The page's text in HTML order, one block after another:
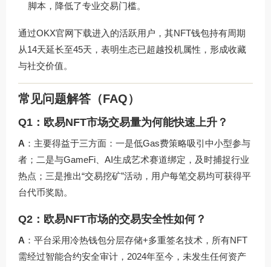
脚本，降低了专业交易门槛。
通过OKX官网下载进入的活跃用户，其NFT钱包持有周期
从14天延长至45天，表明生态已超越投机属性，形成收藏
与社交价值。
常见问题解答（FAQ）
Q1：欧易NFT市场交易量为何能快速上升？
A ：主要得益于三方面：一是低Gas费策略吸引中小型参与
者；二是与GameFi、AI生成艺术赛道绑定，及时捕捉行业
热点；三是推出“交易挖矿”活动，用户每笔交易均可获得平
台代币奖励。
Q2：欧易NFT市场的交易安全性如何？
A ：平台采用冷热钱包分层存储+多重签名技术，所有NFT
需经过智能合约安全审计，2024年至今，未发生任何资产